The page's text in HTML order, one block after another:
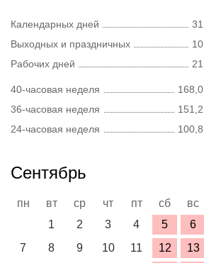
Календарных дней
31
Выходных и праздничных
10
Рабочих дней
21
40-часовая неделя
168,0
36-часовая неделя
151,2
24-часовая неделя
100,8
Сентябрь
пн вт ср чт пт сб
вс
1
2 3 4 5
6
7
8 9 10 11 12
13